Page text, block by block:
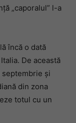
„caporalul” l-a
încă o dată
De această
și
din zona
totul cu un